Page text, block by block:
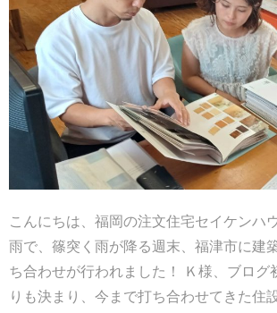
こんにちは、福岡の注文住宅セイケンハ
雨で、篠突く雨が降る週末、福津市に建
ち合わせが行われました！ Ｋ様、ブログ
りも決まり、今まで打ち合わせてきた住